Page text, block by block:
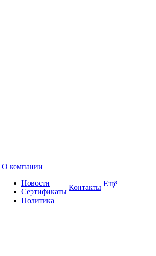
О компании
Новости
Сертификаты
Политика
Контакты Ещё